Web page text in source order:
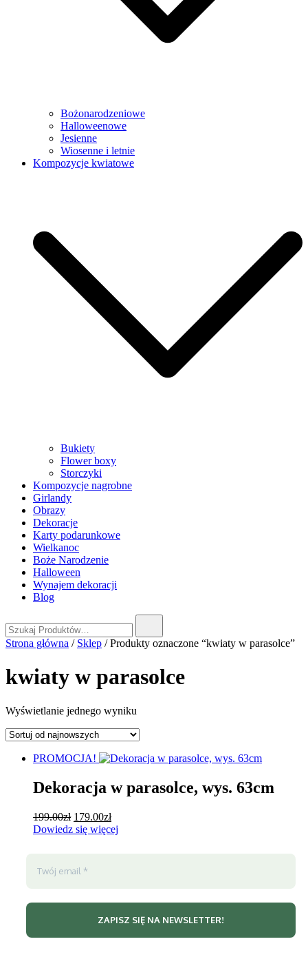
Bożonarodzeniowe
Halloweenowe
Jesienne
Wiosenne i letnie
Kompozycje kwiatowe
Bukiety
Flower boxy
Storczyki
Kompozycje nagrobne
Girlandy
Obrazy
Dekoracje
Karty podarunkowe
Wielkanoc
Boże Narodzenie
Halloween
Wynajem dekoracji
Blog
Strona główna / Sklep / Produkty oznaczone “kwiaty w parasolce”
kwiaty w parasolce
Wyświetlanie jednego wyniku
PROMOCJA!
Dekoracja w parasolce, wys. 63cm
199.00zł Pierwotna
cena
179.00złAktualna
cena
Dowiedz się więcej